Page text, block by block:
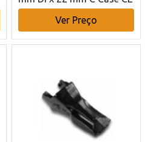
Ver Preço